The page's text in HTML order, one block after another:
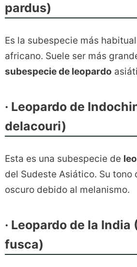
pardus)
Es la subespecie más
africano. Suele ser más
subespecie de leopardo
· Leopardo de
delacouri)
Esta es una subespecie de
del Sudeste Asiático. Su tono
oscuro debido al melanismo.
· Leopardo de la India
fusca)